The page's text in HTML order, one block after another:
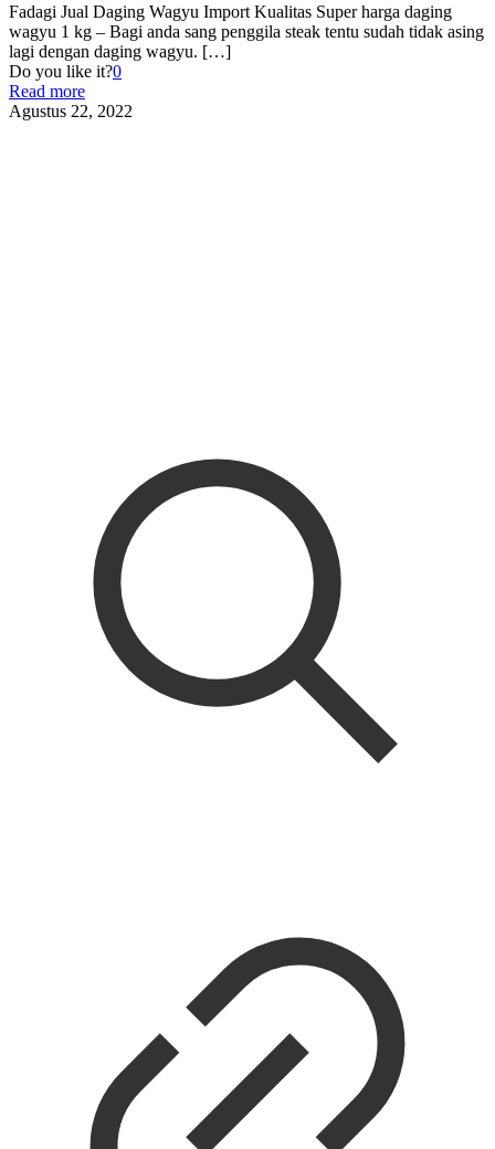
Fadagi Jual Daging Wagyu Import Kualitas Super harga daging
wagyu 1 kg – Bagi anda sang penggila steak tentu sudah tidak asing
lagi dengan daging wagyu. […]
Do you like it?0
Read more
Agustus 22, 2022